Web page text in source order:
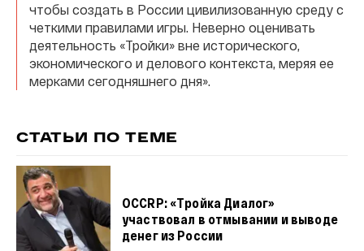
чтобы создать в России цивилизованную среду с
четкими правилами игры. Неверно оценивать
деятельность «Тройки» вне исторического,
экономического и делового контекста, меряя ее
мерками сегодняшнего дня».
СТАТЬИ ПО ТЕМЕ
OCCRP: «Тройка Диалог»
участвовал в отмывании и выводе
денег из России